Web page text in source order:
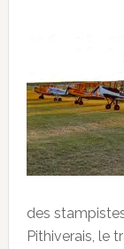
des
Pithiverais, le